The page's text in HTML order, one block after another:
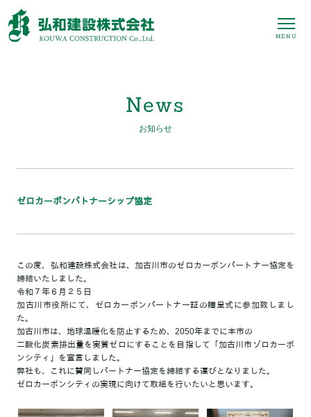
MENU
News
お知らせ
ゼロカーボンパトナーシップ協定
この度、弘和建設株式会社は、加古川市のゼロカーボンパートナー協定を
締結いたしました。
令和７年６月２５日
加古川市役所にて、ゼロカーボンパートナー証の贈呈式に参加致しまし
た。
加古川市は、地球温暖化を防止するため、2050年までに本市の
二酸化炭素排出量を実質ゼロにすることを目指して「加古川市ゾロカーボ
ンシティ」を宣言しました。
弊社も、これに賛同しパートナー協定を締結する運びとなりました。
ゼロカーボンシティの実現に向けて取組を行いたいと思います。